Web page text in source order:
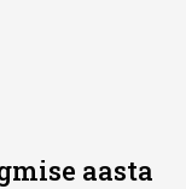
aasta